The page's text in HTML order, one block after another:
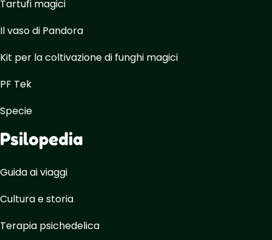
Tartufi magici
Il vaso di Pandora
Kit per la coltivazione di funghi magici
PF Tek
Specie
Psilopedia
Guida ai viaggi
Cultura e storia
Terapia psichedelica